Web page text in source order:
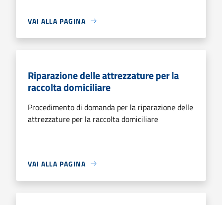
VAI ALLA PAGINA
Riparazione delle attrezzature per la
raccolta domiciliare
Procedimento di domanda per la riparazione delle
attrezzature per la raccolta domiciliare
VAI ALLA PAGINA